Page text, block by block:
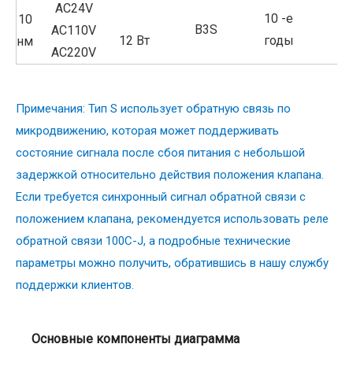
10
нм
AC24V
12 Вт
B3S
10 -е
годы
AC110V
AC220V
Примечания: Тип S использует обратную связь по
микродвижению, которая может поддерживать
состояние сигнала после сбоя питания с небольшой
задержкой относительно действия положения клапана.
Если требуется синхронный сигнал обратной связи с
положением клапана, рекомендуется использовать реле
обратной связи 100C-J, а подробные технические
параметры можно получить, обратившись в нашу службу
поддержки клиентов.
Основные компоненты диаграмма